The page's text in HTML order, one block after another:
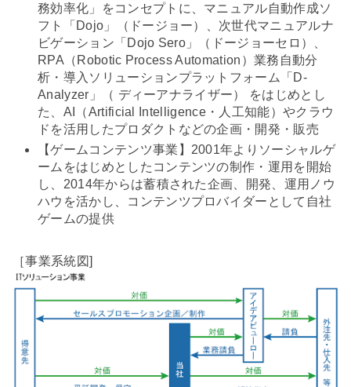
務効率化」をコンセプトに、マニュアル自動作成ソ
フト「Dojo」（ドージョー）、次世代マニュアルナ
ビゲーション「Dojo Sero」（ドージョーセロ）、
RPA（Robotic Process Automation）業務自動分
析・導入ソリューションプラットフォーム「D-
Analyzer」（ ディーアナライザー） をはじめとし
た、AI（Artificial Intelligence・人工知能）やクラウ
ドを活用したプロダクトなどの企画・開発・販売
【ゲームコンテンツ事業】2001年よりソーシャルゲ
ームをはじめとしたコンテンツの制作・運用を開始
し、2014年からは蓄積された企画、開発、運用ノウ
ハウを活かし、コンテンツプロバイダーとして自社
ゲームの提供
［事業系統図]